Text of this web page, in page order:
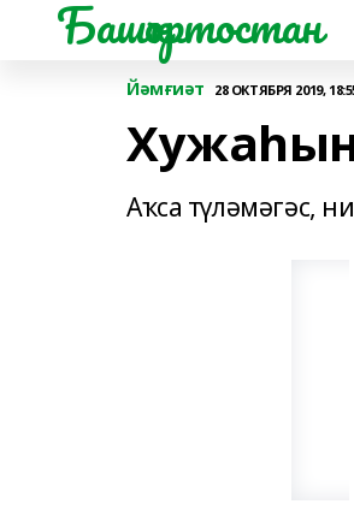
Башҡортостан
Йәмғиәт 28 ОКТЯБРЯ 2019,
Аҡса түләмәгәс,